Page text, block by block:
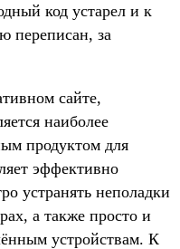
код устарел и к
переписан, за
сайте,
наиболее
продуктом для
эффективно
устранять неполадки
а также просто и
устройствам. К